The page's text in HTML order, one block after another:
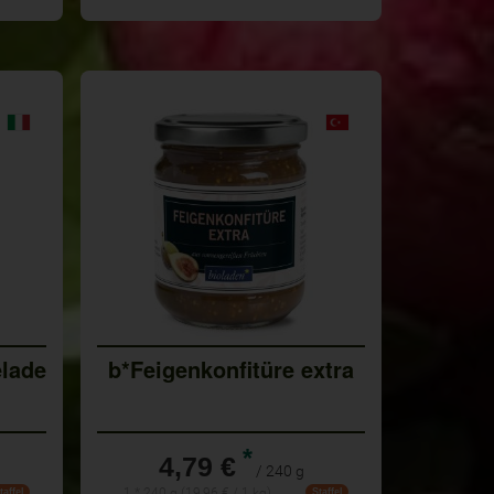
b*Feigenkonfitüre extra
4,79 € * / 240 g